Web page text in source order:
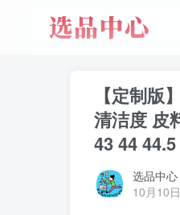
【定制
清洁度 皮
43 44
选品中心
10月10